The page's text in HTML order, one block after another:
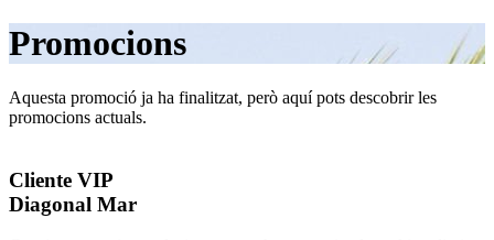
Promocions
Aquesta promoció ja ha finalitzat, però aquí pots descobrir les
promocions actuals.
Cliente VIP
Diagonal Mar